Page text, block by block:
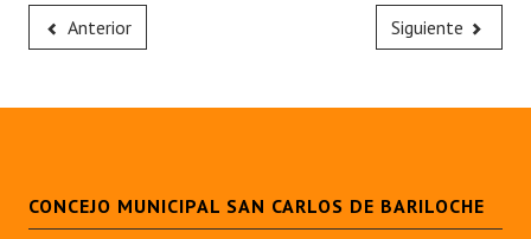
Anterior Siguiente
CONCEJO MUNICIPAL SAN CARLOS DE BARILOCHE